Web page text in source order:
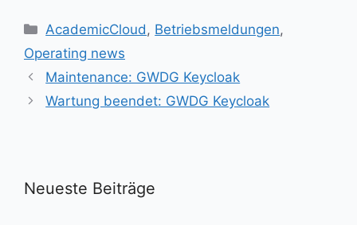
Kategorien
AcademicCloud, Betriebsmeldungen,
Operating news
Maintenance: GWDG Keycloak
Wartung beendet: GWDG Keycloak
Neueste Beiträge